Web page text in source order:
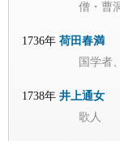
僧・曹
1736年 荷田春満
国学者
1738年 井上通女
歌人